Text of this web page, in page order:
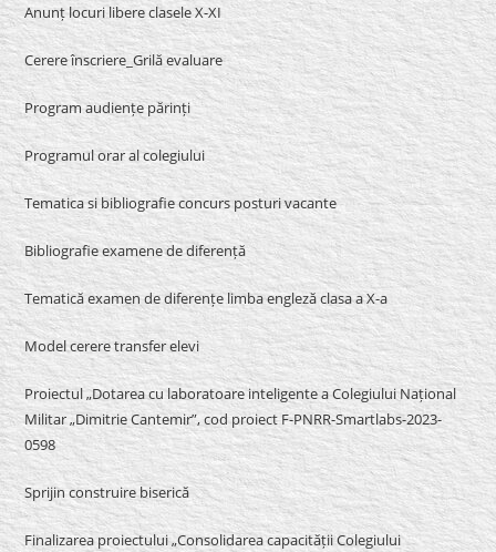
Anunț locuri libere clasele X-XI
Cerere înscriere_Grilă evaluare
Program audiențe părinți
Programul orar al colegiului
Tematica si bibliografie concurs posturi vacante
Bibliografie examene de diferență
Tematică examen de diferențe limba engleză clasa a X-a
Model cerere transfer elevi
Proiectul „Dotarea cu laboratoare inteligente a Colegiului Național
Militar „Dimitrie Cantemir”, cod proiect F-PNRR-Smartlabs-2023-
0598
Sprijin construire biserică
Finalizarea proiectului „Consolidarea capacității Colegiului